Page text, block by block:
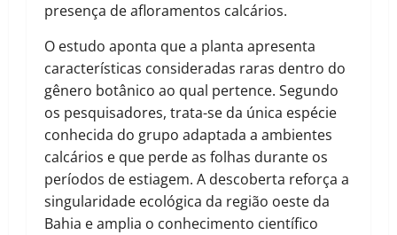
presença de afloramentos calcários.
O estudo aponta que a planta apresenta
características consideradas raras dentro do
gênero botânico ao qual pertence. Segundo
os pesquisadores, trata-se da única espécie
conhecida do grupo adaptada a ambientes
calcários e que perde as folhas durante os
períodos de estiagem. A descoberta reforça a
singularidade ecológica da região oeste da
Bahia e amplia o conhecimento científico